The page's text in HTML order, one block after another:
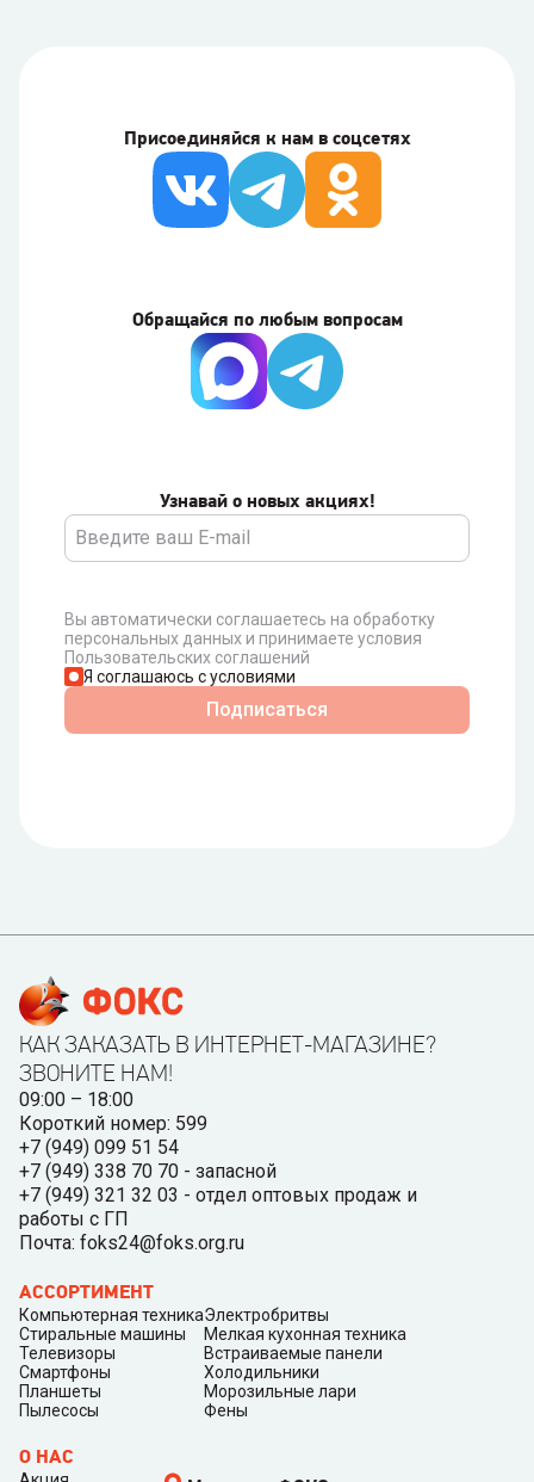
Присоединяйся к нам в соцсетях
Узнавай о новых акциях!
Вы автоматически соглашаетесь на обработку
персональных данных и принимаете условия
Пользовательских соглашений
Я соглашаюсь с условиями
Подписаться
Обращайся по любым вопросам
КАК ЗАКАЗАТЬ В ИНТЕРНЕТ-МАГАЗИНЕ?
ЗВОНИТЕ НАМ!
09:00 – 18:00
Короткий номер: 599
+7 (949) 099 51 54
+7 (949) 338 70 70 - запасной
+7 (949) 321 32 03 - отдел оптовых продаж и
работы с ГП
Почта: foks24@foks.org.ru
АССОРТИМЕНТ
Компьютерная техника
Стиральные машины
Телевизоры
Смартфоны
Планшеты
Пылесосы
Электробритвы
Мелкая кухонная техника
Встраиваемые панели
Холодильники
Морозильные лари
Фены
О НАС